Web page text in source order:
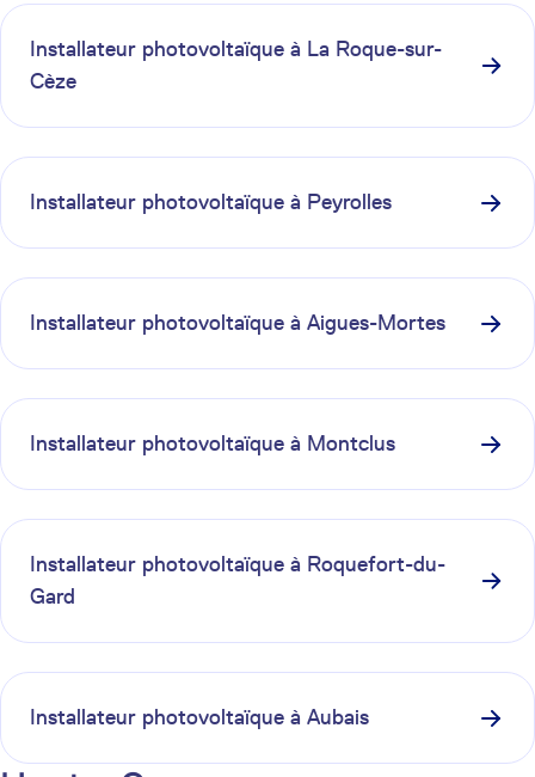
Installateur photovoltaïque à La Roque-sur-
Cèze
Installateur photovoltaïque à Peyrolles
Installateur photovoltaïque à Aigues-Mortes
Installateur photovoltaïque à Montclus
Installateur photovoltaïque à Roquefort-du-
Gard
Installateur photovoltaïque à Aubais